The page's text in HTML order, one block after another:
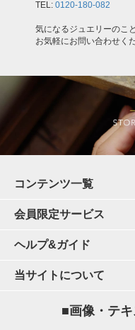
TEL: 0120-180-082
気になるジュエリーのこ
お気軽にお問い合わせく
コンテンツ一覧
会員限定サービス
ヘルプ&ガイド
当サイトについて
■画像・テ